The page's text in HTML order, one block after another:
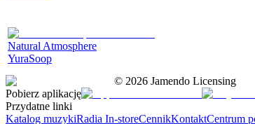
Natural Atmosphere
YuraSoop
© 2026 Jamendo Licensing
Pobierz aplikację
Przydatne linki
Katalog muzykiRadia In-storeCennikKontaktCentrum